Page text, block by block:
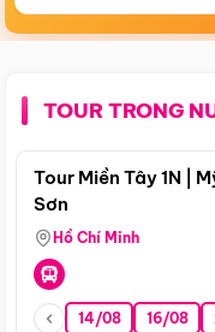
TOUR TRONG
Tour Miền Tây 1N |
Sơn
Hồ Chí Minh
14/08 16/08